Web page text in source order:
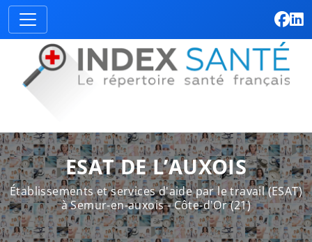
ESAT DE L’AUXOIS
Établissements et services d'aide par le travail (ESAT)
à Semur-en-auxois - Côte-d'Or (21)